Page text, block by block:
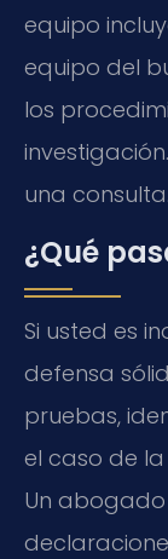
equipo
equipo del
los
una consulta.
¿Qué
Si usted es
defensa
pruebas,
el caso de
Un